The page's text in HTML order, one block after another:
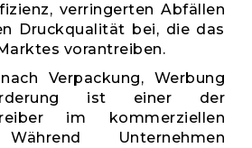
verringerten Abfällen
Druckqualität bei, die das
vorantreiben.
Verpackung, Werbung
ist einer der
im kommerziellen
Unternehmen